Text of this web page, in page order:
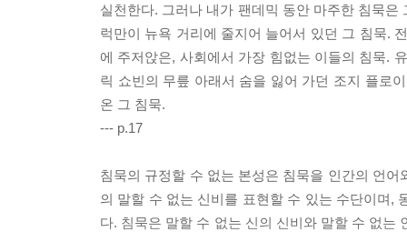
실천한다. 그러나 내가 팬데믹 동안 마주한 침묵
럭만이 뉴욕 거리에 줄지어 늘어서 있던 그 침묵.
에 주저앉은, 사회에서 가장 힘없는 이들의 침묵.
릭 쇼빈의 무릎 아래서 숨을 잃어 가던 조지 플로
온 그 침묵.
--- p.17
침묵의 규정할 수 없는 본성은 침묵을 인간의 언
의 말할 수 없는 신비를 표현할 수 있는 수단이며,
다. 침묵은 말할 수 없는 신의 신비와 말할 수 없는